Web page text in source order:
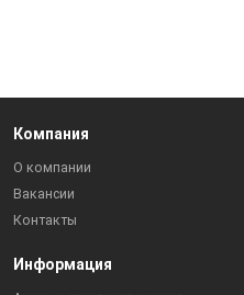
Компания
О компании
Вакансии
Контакты
Информация